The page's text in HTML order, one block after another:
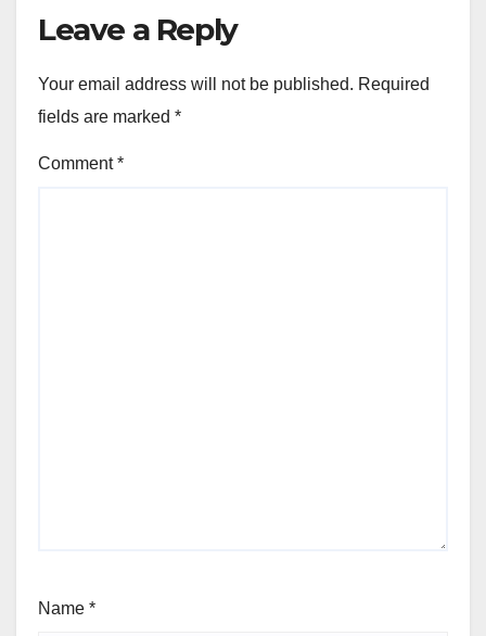
Leave a Reply
Your email address will not be published. Required
fields are marked *
Comment*
Name *